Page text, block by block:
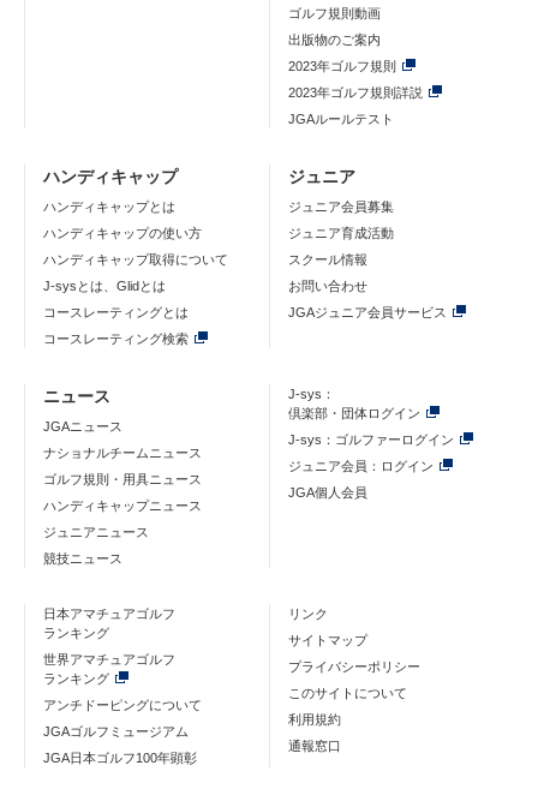
ゴルフ規則動画
出版物のご案内
2023年ゴルフ規則
2023年ゴルフ規則詳説
JGAルールテスト
ハンディキャップ
ハンディキャップとは
ハンディキャップの使い方
ハンディキャップ取得について
J-sysとは、Glidとは
コースレーティングとは
コースレーティング検索
ジュニア
ジュニア会員募集
ジュニア育成活動
スクール情報
お問い合わせ
JGAジュニア会員サービス
ニュース
JGAニュース
ナショナルチームニュース
ゴルフ規則・用具ニュース
ハンディキャップニュース
ジュニアニュース
競技ニュース
J-sys：
倶楽部・団体ログイン
J-sys：ゴルファーログイン
ジュニア会員：ログイン
JGA個人会員
日本アマチュアゴルフ
ランキング
世界アマチュアゴルフ
ランキング
アンチドーピングについて
JGAゴルフミュージアム
JGA日本ゴルフ100年顕彰
リンク
サイトマップ
プライバシーポリシー
このサイトについて
利用規約
通報窓口